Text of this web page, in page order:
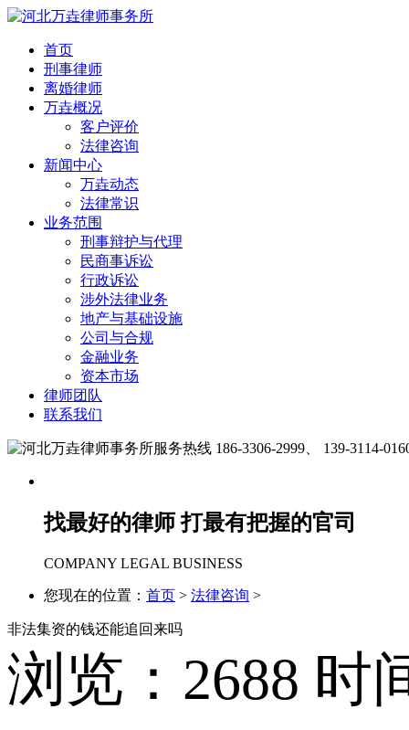
首页
刑事律师
离婚律师
万垚概况
客户评价
法律咨询
新闻中心
万垚动态
法律常识
业务范围
刑事辩护与代理
民商事诉讼
行政诉讼
涉外法律业务
地产与基础设施
公司与合规
金融业务
资本市场
律师团队
联系我们
186-3306-2999、 139-3114-
找最好的律师 打最有把握的官司
COMPANY LEGAL BUSINESS
您现在的位置： 首页 > 法律咨询 >
非法集资的钱还能追回来吗
浏览： 2688 时